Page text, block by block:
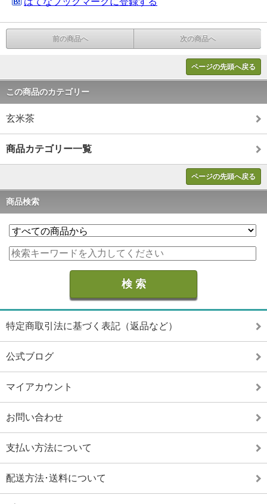
前の商品へ 次の商品へ
ページの先頭へ戻る
この商品のカテゴリー
玄米茶
商品カテゴリー一覧
ページの先頭へ戻る
商品検索
特定商取引法に基づく表記（返品など）
公式ブログ
マイアカウント
お問い合わせ
支払い方法について
配送方法･送料について